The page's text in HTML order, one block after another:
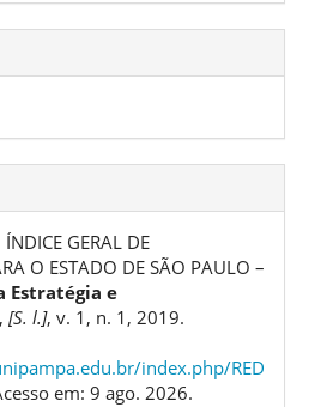
GERAL DE
O ESTADO DE SÃO PAULO –
Estratégia e
, [S. l.], v. 1, n. 1, 2019.
index.php/RED
em: 9 ago. 2026.